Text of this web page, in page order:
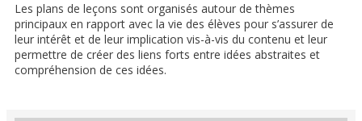
Les plans de leçons sont organisés autour de thèmes
principaux en rapport avec la vie des élèves pour s’assurer de
leur intérêt et de leur implication vis-à-vis du contenu et leur
permettre de créer des liens forts entre idées abstraites et
compréhension de ces idées.